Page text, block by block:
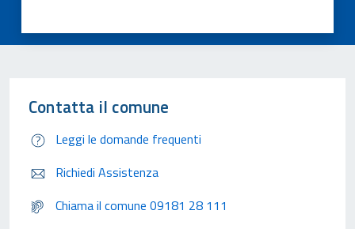
Contatta il comune
Leggi le domande frequenti
Richiedi Assistenza
Chiama il comune 09181 28 111